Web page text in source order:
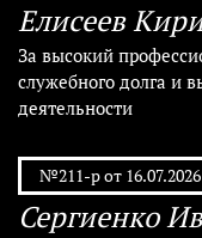
Елисеев
За высокий
служебного долга и
деятельности
№211-р от 16.07.2026
Сергиенко